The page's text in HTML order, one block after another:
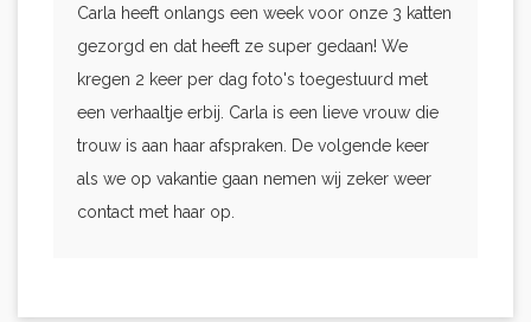
Carla heeft onlangs een week voor onze 3 katten
gezorgd en dat heeft ze super gedaan! We
kregen 2 keer per dag foto's toegestuurd met
een verhaaltje erbij. Carla is een lieve vrouw die
trouw is aan haar afspraken. De volgende keer
als we op vakantie gaan nemen wij zeker weer
contact met haar op.